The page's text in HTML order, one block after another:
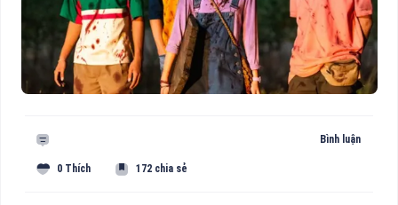
Bình luận
0 Thích 172 chia sẻ